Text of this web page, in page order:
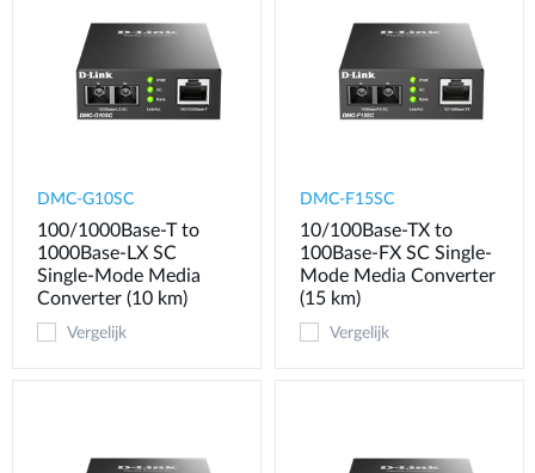
DMC-G10SC
100/1000Base-T to
1000Base-LX SC
Single-Mode Media
Converter (10 km)
Vergelijk
DMC-F15SC
10/100Base-TX to
100Base-FX SC Single-
Mode Media Converter
(15 km)
Vergelijk